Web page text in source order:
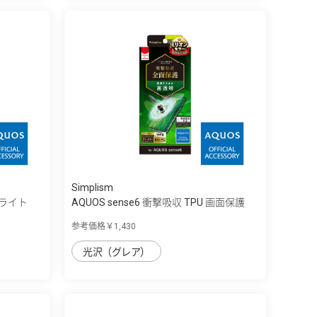
イト
Simplism
AQUOS sense6 衝撃吸収 TPU 画面保護
参考価格￥1,430
光沢（グレア）